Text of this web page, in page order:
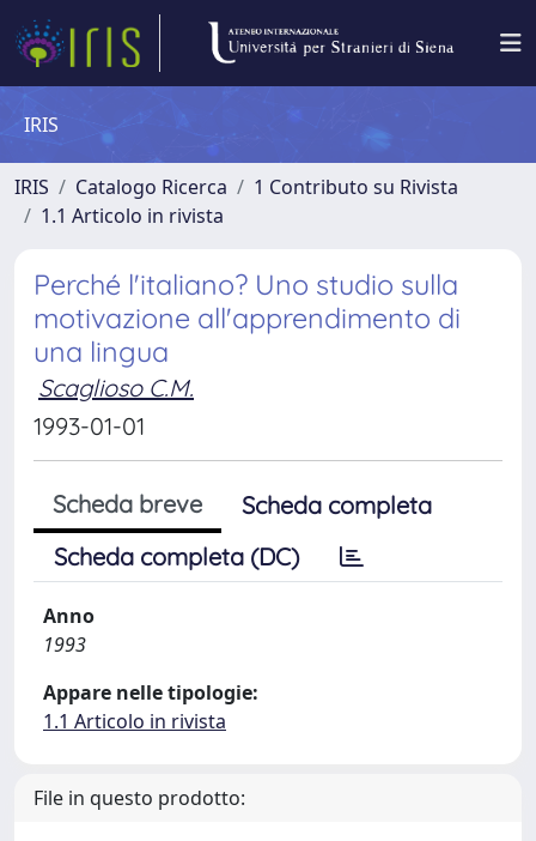
IRIS
IRIS Catalogo Ricerca
1 Contributo su Rivista
1.1 Articolo in rivista
Perché l'italiano? Uno studio sulla
motivazione all'apprendimento di
una lingua
Scaglioso C.M.
1993-01-01
Scheda breve
Scheda completa
Scheda completa (DC)
Anno
1993
Appare nelle tipologie:
1.1 Articolo in rivista
File in questo prodotto: